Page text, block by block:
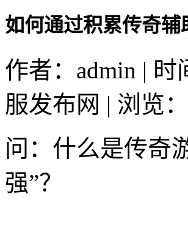
如何通过积累传奇
作者：admin | 时
服发布网 | 浏览：
问：什么是传奇
强”？